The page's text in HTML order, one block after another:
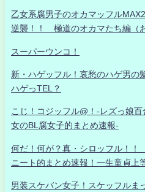
乙女系腐男子のオカマッフル
逆襲！！ 極道のオカマたち編（
スーパーウンコ！
新・ハゲッフル！哀愁のハゲ男の
ハゲっTEL？
こじ！コジッフル@！-レズっ娘
女のBL腐女子的まとめ速報-
何だ！何が？真・シロッフル
ニート的まとめ速報！一生童貞上
男装スケバン女子！スケッフルま